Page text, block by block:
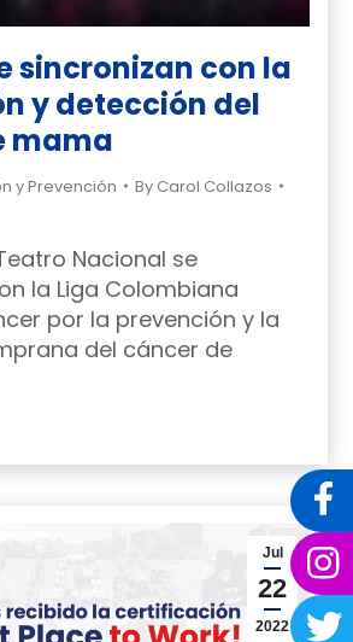
sincronizan con la
y detección del
mama
y Prevención By Carol Collazos
Nacional se
la Liga Colombiana
por la prevención y la
del cáncer de
Jul
22
2022